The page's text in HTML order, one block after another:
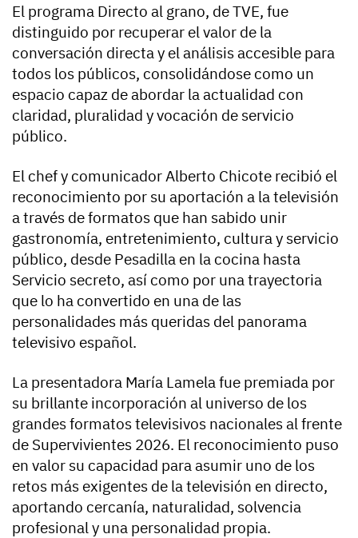
El programa Directo al grano, de TVE, fue
distinguido por recuperar el valor de la
conversación directa y el análisis accesible para
todos los públicos, consolidándose como un
espacio capaz de abordar la actualidad con
claridad, pluralidad y vocación de servicio
público.
El chef y comunicador Alberto Chicote recibió el
reconocimiento por su aportación a la televisión
a través de formatos que han sabido unir
gastronomía, entretenimiento, cultura y servicio
público, desde Pesadilla en la cocina hasta
Servicio secreto, así como por una trayectoria
que lo ha convertido en una de las
personalidades más queridas del panorama
televisivo español.
La presentadora María Lamela fue premiada por
su brillante incorporación al universo de los
grandes formatos televisivos nacionales al frente
de Supervivientes 2026. El reconocimiento puso
en valor su capacidad para asumir uno de los
retos más exigentes de la televisión en directo,
aportando cercanía, naturalidad, solvencia
profesional y una personalidad propia.